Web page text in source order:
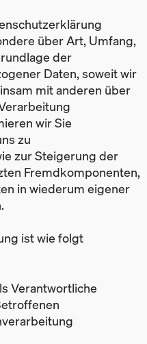
über Art, Umfang,
der
Daten, soweit wir
mit anderen über
wir Sie
zu
zur Steigerung der
Fremdkomponenten,
in wiederum eigener
ist wie folgt
Verantwortliche